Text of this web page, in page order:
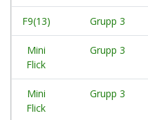
F9(13) Grupp 3
Mini
Flick
Grupp 3
Mini
Flick
Grupp 3